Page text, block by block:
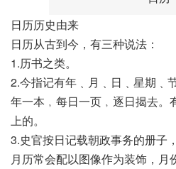
日历历史由来
日历从古到今，有三种说法：
1.历书之类。
2.今指记有年﹑月﹑日﹑星期﹑
年一本﹐每日一页﹐逐日揭去。
上的。
3.史官按日记载朝政事务的册子
月历常会配以图像作为装饰，月